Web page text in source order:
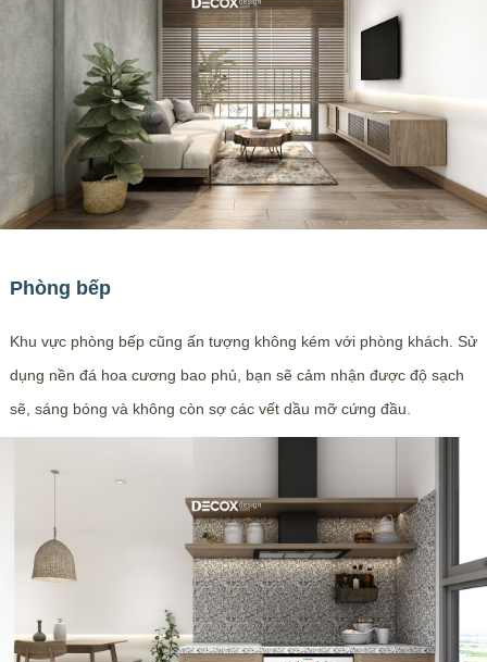
Phòng bếp
Khu vực phòng bếp cũng ấn tượng không kém với phòng khách. Sử
dụng nền đá hoa cương bao phủ, bạn sẽ cảm nhận được độ sạch
sẽ, sáng bóng và không còn sợ các vết dầu mỡ cứng đầu.